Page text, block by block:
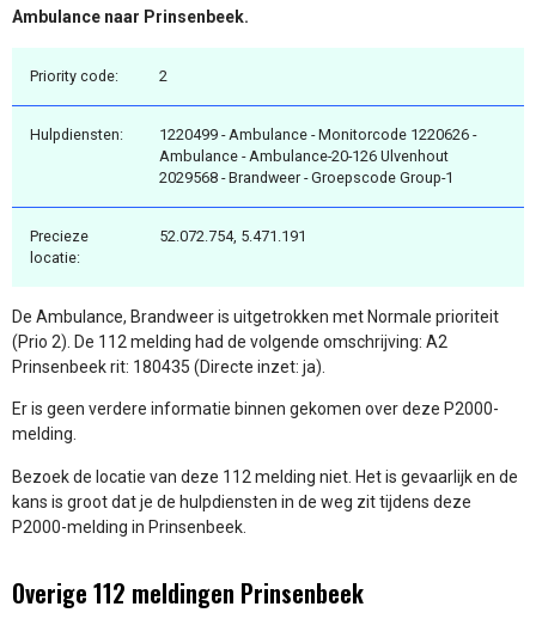
Ambulance naar Prinsenbeek.
Priority code: 2
Hulpdiensten:
1220499 - Ambulance - Monitorcode 1220626 -
Ambulance - Ambulance-20-126 Ulvenhout
2029568 - Brandweer - Groepscode Group-1
Precieze
locatie:
52.072.754, 5.471.191
De Ambulance, Brandweer is uitgetrokken met Normale prioriteit
(Prio 2). De 112 melding had de volgende omschrijving: A2
Prinsenbeek rit: 180435 (Directe inzet: ja).
Er is geen verdere informatie binnen gekomen over deze P2000-
melding.
Bezoek de locatie van deze 112 melding niet. Het is gevaarlijk en de
kans is groot dat je de hulpdiensten in de weg zit tijdens deze
P2000-melding in Prinsenbeek.
Overige 112 meldingen Prinsenbeek